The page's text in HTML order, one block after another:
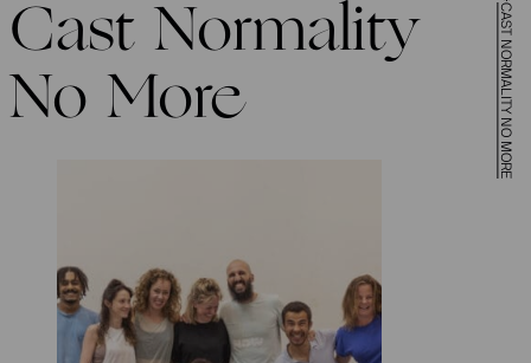
CAST NORMALITY NO MORE
Cast Normality
No More